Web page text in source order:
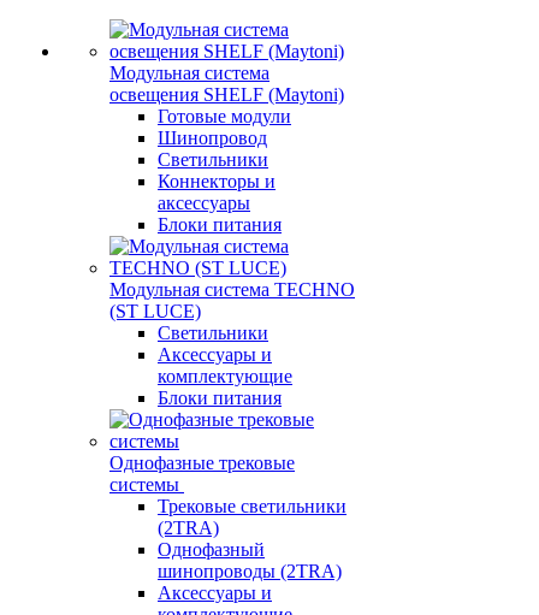
Модульная система
освещения SHELF (Maytoni)
Готовые модули
Шинопровод
Светильники
Коннекторы и
аксессуары
Блоки питания
Модульная система TECHNO
(ST LUCE)
Светильники
Аксессуары и
комплектующие
Блоки питания
Однофазные трековые
системы
Трековые светильники
(2TRA)
Однофазный
шинопроводы (2TRA)
Аксессуары и